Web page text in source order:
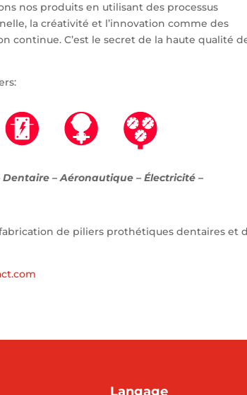
nos produits en utilisant des processus
la créativité et l’innovation comme des
continue. C’est le secret de la haute qualité
– Aéronautique – Électricité –
de piliers prothétiques dentaires et
Langage